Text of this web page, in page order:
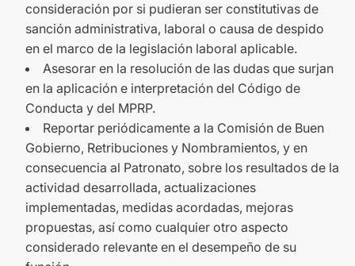
consideración por si pudieran ser constitutivas de
sanción administrativa, laboral o causa de despido
en el marco de la legislación laboral aplicable.
Asesorar en la resolución de las dudas que surjan
en la aplicación e interpretación del Código de
Conducta y del MPRP.
Reportar periódicamente a la Comisión de Buen
Gobierno, Retribuciones y Nombramientos, y en
consecuencia al Patronato, sobre los resultados de la
actividad desarrollada, actualizaciones
implementadas, medidas acordadas, mejoras
propuestas, así como cualquier otro aspecto
considerado relevante en el desempeño de su